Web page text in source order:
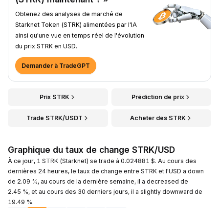
Obtenez des analyses de marché de
Starknet Token (STRK) alimentées par l'IA
ainsi qu'une vue en temps réel de l'évolution
du prix STRK en USD.
Demander à TradeGPT
Prix STRK Prédiction de prix
Trade STRK/USDT Acheter des STRK
Graphique du taux de change STRK/USD
À ce jour, 1 STRK (Starknet) se trade à 0.024881 $. Au cours des
dernières 24 heures, le taux de change entre STRK et l'USD a down
de 2.09 %, au cours de la dernière semaine, il a decreased de
2.45 %, et au cours des 30 derniers jours, il a slightly downward de
19.49 %.